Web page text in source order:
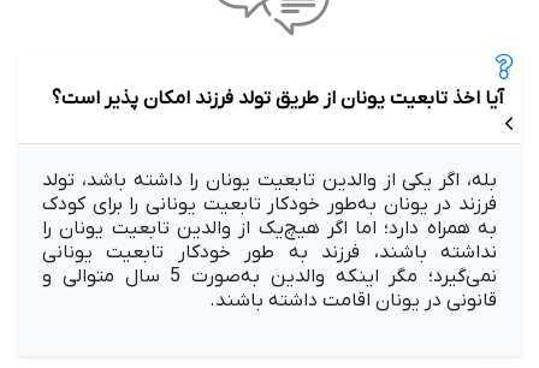
آیا اخذ تابعیت یونان از طریق تولد فرزند امکان پذیر است؟
بله، اگر یکی از والدین تابعیت یونان را داشته باشد، تولد
فرزند در یونان به‌طور خودکار تابعیت یونانی را برای کودک
به همراه دارد؛ اما اگر هیچ‌یک از والدین تابعیت یونان را
نداشته باشند، فرزند به طور خودکار تابعیت یونانی
نمی‌گیرد؛ مگر اینکه والدین به‌صورت 5 سال متوالی و
قانونی در یونان اقامت داشته باشند.